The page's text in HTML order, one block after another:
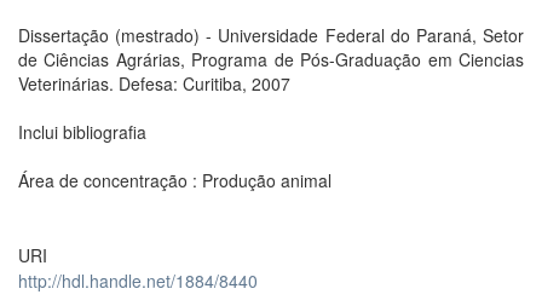
Dissertação (mestrado) - Universidade Federal do Paraná, Setor
de Ciências Agrárias, Programa de Pós-Graduação em Ciencias
Veterinárias. Defesa: Curitiba, 2007
Inclui bibliografia
Área de concentração : Produção animal
URI
http://hdl.handle.net/1884/8440